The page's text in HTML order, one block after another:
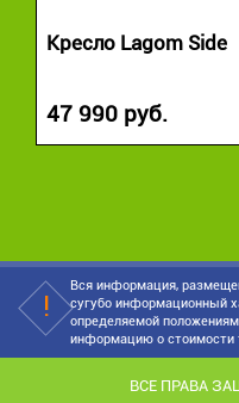
Кресло Lagom Side
47 990 руб.
Вся информация,
сугубо информационный
определяемой
информацию о стоимости
ВСЕ ПРАВА